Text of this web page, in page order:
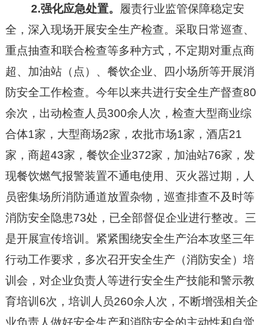
2.强化应急处置。 履责行业监管保障稳定安
全，深入现场开展安全生产检查。采取日常巡查、
重点抽查和联合检查等多种方式，不定期对重点商
超、加油站（点）、餐饮企业、四小场所等开展消
防安全工作检查。今年以来共进行安全生产督查80
余次，出动检查人员300余人次，检查大型商业综
合体1家，大型商场2家，农批市场1家，酒店21
家，商超43家，餐饮企业372家，加油站76家，发
现餐饮燃气报警装置不通电使用、灭火器过期，人
员密集场所消防通道放置杂物，巡查排查不及时等
消防安全隐患73处，已全部督促企业进行整改。三
是开展宣传培训。紧紧围绕安全生产治本攻坚三年
行动工作要求，多次召开安全生产（消防安全）培
训会，对企业负责人等进行安全生产技能和警示教
育培训6次，培训人员260余人次，不断增强相关企
业负责人做好安全生产和消防安全的主动性和自觉